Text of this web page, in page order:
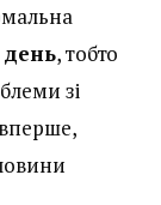
день, тобто
зі